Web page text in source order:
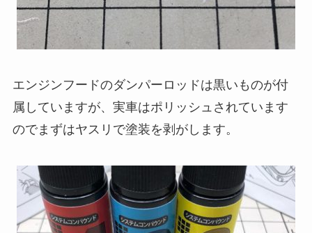
エンジンフードのダンパーロッドは黒いものが付
属していますが、実車はポリッシュされています
のでまずはヤスリで塗装を剥がします。